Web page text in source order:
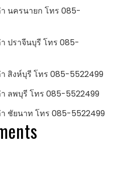
นครนายก โทร 085-
ปราจีนบุรี โทร 085-
สิงห์บุรี โทร 085-5522499
ลพบุรี โทร 085-5522499
ชัยนาท โทร 085-5522499